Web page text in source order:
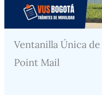
Ventanilla Única
Point Mail